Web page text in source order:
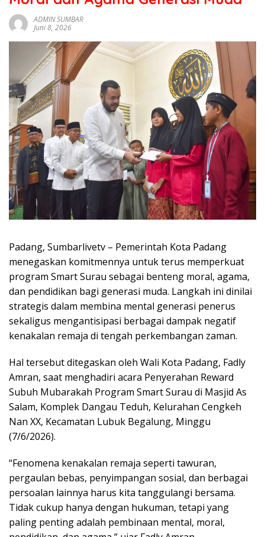
sumbar
tv
live
ADMIN SUMBAR
Juni 8, 2026
Padang, Sumbarlivetv – Pemerintah Kota Padang
menegaskan komitmennya untuk terus memperkuat
program Smart Surau sebagai benteng moral, agama,
dan pendidikan bagi generasi muda. Langkah ini dinilai
strategis dalam membina mental generasi penerus
sekaligus mengantisipasi berbagai dampak negatif
kenakalan remaja di tengah perkembangan zaman.
Hal tersebut ditegaskan oleh Wali Kota Padang, Fadly
Amran, saat menghadiri acara Penyerahan Reward
Subuh Mubarakah Program Smart Surau di Masjid As
Salam, Komplek Dangau Teduh, Kelurahan Cengkeh
Nan XX, Kecamatan Lubuk Begalung, Minggu
(7/6/2026).
“Fenomena kenakalan remaja seperti tawuran,
pergaulan bebas, penyimpangan sosial, dan berbagai
persoalan lainnya harus kita tanggulangi bersama.
Tidak cukup hanya dengan hukuman, tetapi yang
paling penting adalah pembinaan mental, moral,